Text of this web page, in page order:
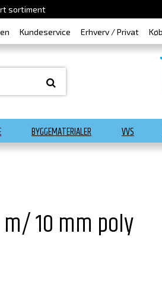
sortiment
Kundeservice Erhverv / Privat
BYGGEMATERIALER VVS
10 mm poly